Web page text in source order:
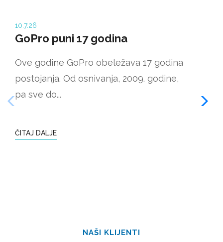
10.7.26
GoPro puni 17 godina
Ove godine GoPro obeležava 17 godina
postojanja. Od osnivanja, 2009. godine,
pa sve do...
ČITAJ DALJE
NAŠI KLIJENTI